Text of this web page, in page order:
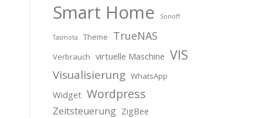
Smart Home Sonoff
Tasmota Theme TrueNAS
Verbrauch virtuelle Maschine VIS
Visualisierung WhatsApp
Widget Wordpress
Zeitsteuerung ZigBee